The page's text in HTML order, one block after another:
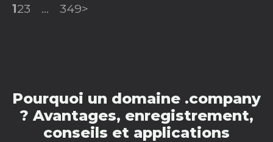
123 ... 349>
Pourquoi un domaine .company
? Avantages, enregistrement,
conseils et applications